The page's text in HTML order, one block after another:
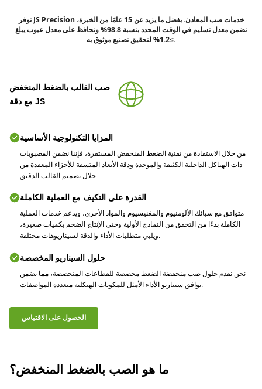
توفر JS Precision خدمات صب المعادن. بفضل ما يزيد عن 15 عامًا من الخبرة،
نضمن معدل تسليم في الوقت المحدد بنسبة 98.8% ونحافظ على معدل عيوب يبلغ
≥1.2% لتحقيق تصنيع موثوق به.
صب القالب بالضغط المنخفض
مع دقة JS
المزايا التكنولوجية الأساسية
من خلال الاستفادة من تقنية الضغط المنخفض المستقرة، فإننا نضمن المصبوبات
ذات الهياكل الداخلية الكثيفة والموحدة ودقة الأبعاد المتسقة للأجزاء المعقدة من
خلال تصميم القالب الدقيق.
القدرة على التكيف مع العملية الكاملة
متوافق مع سبائك الألومنيوم والمغنيسيوم والمواد الأخرى، ويدعم خدمات العملية
الكاملة بدءًا من التحقق من النماذج الأولية وحتى الإنتاج الضخم بكميات صغيرة،
ويلبي متطلبات الأداء والدقة لسيناريوهات مختلفة.
حلول السيناريو المخصصة
نحن نقدم حلول صب منخفضة الضغط مخصصة للقطاعات المتخصصة، مما يضمن
توافق سيناريو الأداء الأمثل للمكونات الهيكلية متعددة المواصفات.
الحصول على الاقتباس
ما هو الصب بالضغط المنخفض؟